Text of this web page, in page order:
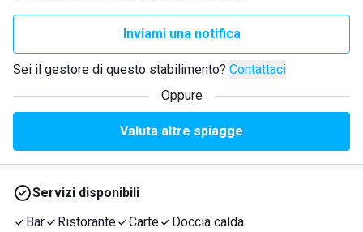
Inviami una notifica
Sei il gestore di questo stabilimento? Contattaci
Oppure
Valuta altre spiagge
Servizi disponibili
Bar
Ristorante Carte Doccia calda